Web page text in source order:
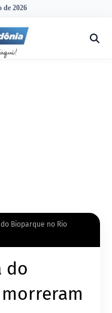
de 2026
Bioparque no Rio
do